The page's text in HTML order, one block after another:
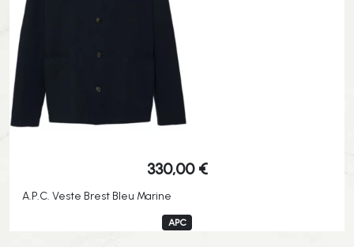
330,00 €
A.P.C. Veste Brest Bleu Marine
APC